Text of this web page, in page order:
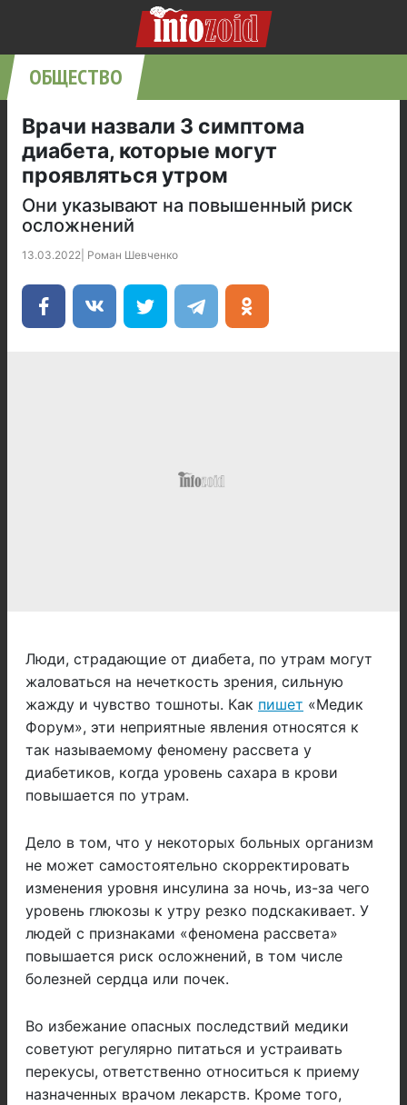
ОБЩЕСТВО
Врачи назвали 3 симптома
диабета, которые могут
проявляться утром
Они указывают на повышенный риск
осложнений
13.03.2022 Роман Шевченко
Люди, страдающие от диабета, по утрам могут
жаловаться на нечеткость зрения, сильную
жажду и чувство тошноты. Как пишет «Медик
Форум», эти неприятные явления относятся к
так называемому феномену рассвета у
диабетиков, когда уровень сахара в крови
повышается по утрам.
Дело в том, что у некоторых больных организм
не может самостоятельно скорректировать
изменения уровня инсулина за ночь, из-за чего
уровень глюкозы к утру резко подскакивает. У
людей с признаками «феномена рассвета»
повышается риск осложнений, в том числе
болезней сердца или почек.
Во избежание опасных последствий медики
советуют регулярно питаться и устраивать
перекусы, ответственно относиться к приему
назначенных врачом лекарств. Кроме того,